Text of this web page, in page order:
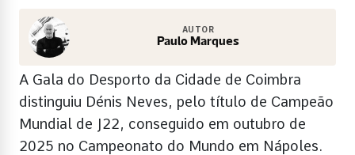
AUTOR
Paulo Marques
A Gala do Desporto da Cidade de Coimbra
distinguiu Dénis Neves, pelo título de Campeão
Mundial de J22, conseguido em outubro de
2025 no Campeonato do Mundo em Nápoles.